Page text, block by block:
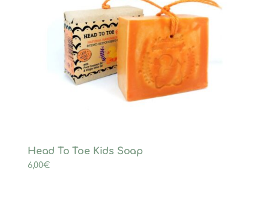
Head To Toe Kids Soap
6,00€